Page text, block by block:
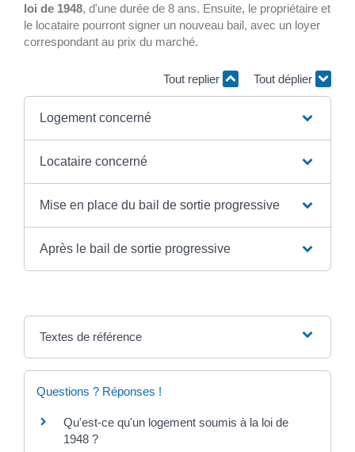
loi de 1948, d'une durée de 8 ans. Ensuite, le propriétaire et
le locataire pourront signer un nouveau bail, avec un loyer
correspondant au prix du marché.
Tout replier Tout déplier
Logement concerné
Locataire concerné
Mise en place du bail de sortie progressive
Après le bail de sortie progressive
Textes de référence
Questions ? Réponses !
Qu'est-ce qu'un logement soumis à la loi de
1948 ?